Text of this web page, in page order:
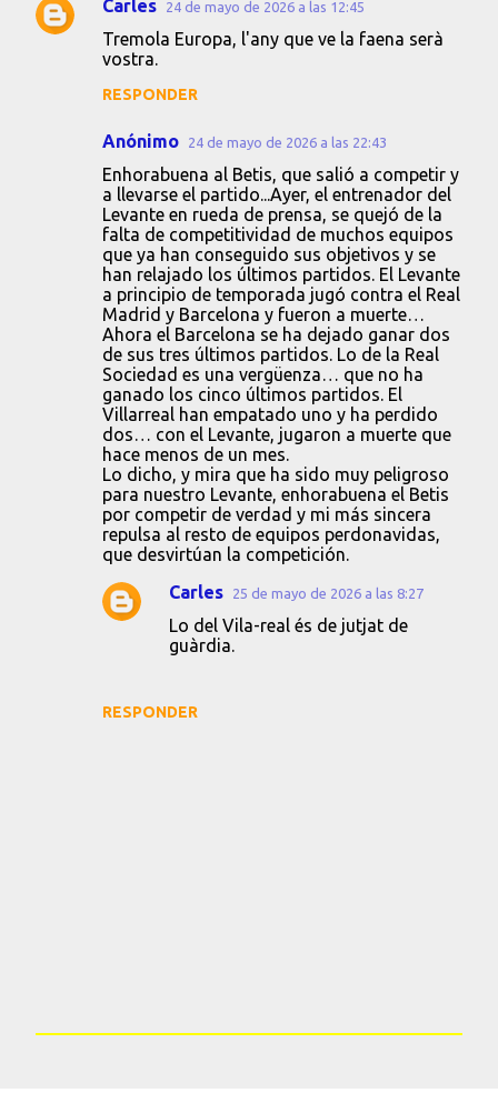
C
Carles 24 de mayo de 2026 a las 12:45
Tremola Europa, l'any que ve la faena serà
vostra.
RESPONDER
Anónimo 24 de mayo de 2026 a las 22:43
Enhorabuena al Betis, que salió a competir y
a llevarse el partido...Ayer, el entrenador del
Levante en rueda de prensa, se quejó de la
falta de competitividad de muchos equipos
que ya han conseguido sus objetivos y se
han relajado los últimos partidos. El Levante
a principio de temporada jugó contra el Real
Madrid y Barcelona y fueron a muerte…
Ahora el Barcelona se ha dejado ganar dos
de sus tres últimos partidos. Lo de la Real
Sociedad es una vergüenza… que no ha
ganado los cinco últimos partidos. El
Villarreal han empatado uno y ha perdido
dos… con el Levante, jugaron a muerte que
hace menos de un mes.
Lo dicho, y mira que ha sido muy peligroso
para nuestro Levante, enhorabuena el Betis
por competir de verdad y mi más sincera
repulsa al resto de equipos perdonavidas,
que desvirtúan la competición.
RESPONDER
Carles 25 de mayo de 2026 a las 8:27
Lo del Vila-real és de jutjat de
guàrdia.